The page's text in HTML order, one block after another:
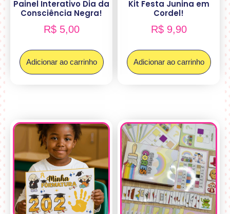
Painel Interativo Dia da
Consciência Negra!
R$5,00
Adicionar ao carrinho
Kit Festa Junina em
Cordel!
R$9,90
Adicionar ao carrinho